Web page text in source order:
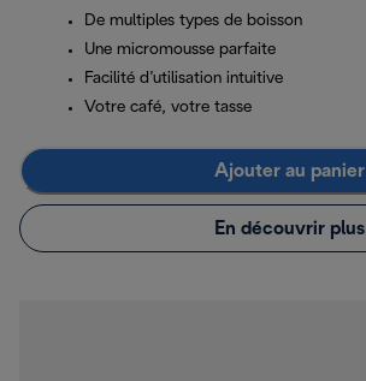
De multiples types de boisson
Une micromousse parfaite
Facilité d’utilisation intuitive
Votre café, votre tasse
Ajouter au panier
En découvrir plus